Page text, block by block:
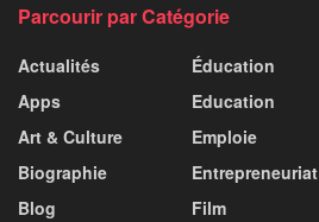
Parcourir par Catégorie
Actualités
Apps
Art & Culture
Biographie
Blog
Éducation
Education
Emploie
Entrepreneuriat
Film